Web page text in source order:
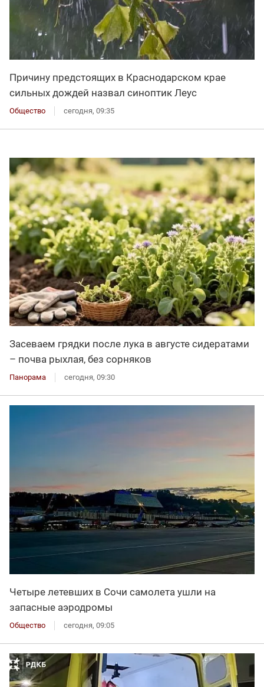
Причину предстоящих в Краснодарском крае
сильных дождей назвал синоптик Леус
Общество сегодня, 09:35
Засеваем грядки после лука в августе сидератами
– почва рыхлая, без сорняков
Панорама сегодня, 09:30
Четыре летевших в Сочи самолета ушли на
запасные аэродромы
Общество сегодня, 09:05